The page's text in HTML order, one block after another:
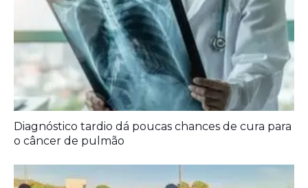
A Democracia Contemporânea